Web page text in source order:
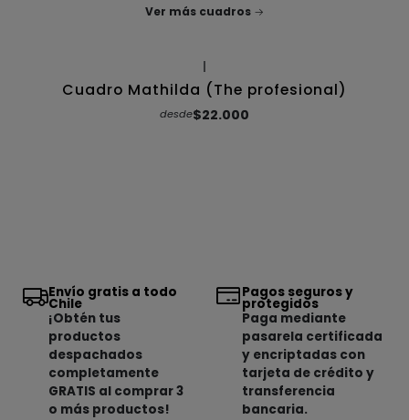
Ver más cuadros
Cuadro Mathilda (The profesional)
desde$22.000
Envío gratis a todo
Chile
¡Obtén tus
productos
despachados
completamente
GRATIS al comprar 3
o más productos!
Pagos seguros y
protegidos
Paga mediante
pasarela certificada
y encriptadas con
tarjeta de crédito y
transferencia
bancaria.